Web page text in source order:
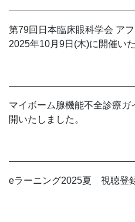
第79回日本臨床眼科学会 ア
2025年10月9日(木)に開催いた
マイボーム腺機能不全診療
開いたしました。
eラーニング2025夏 視聴登